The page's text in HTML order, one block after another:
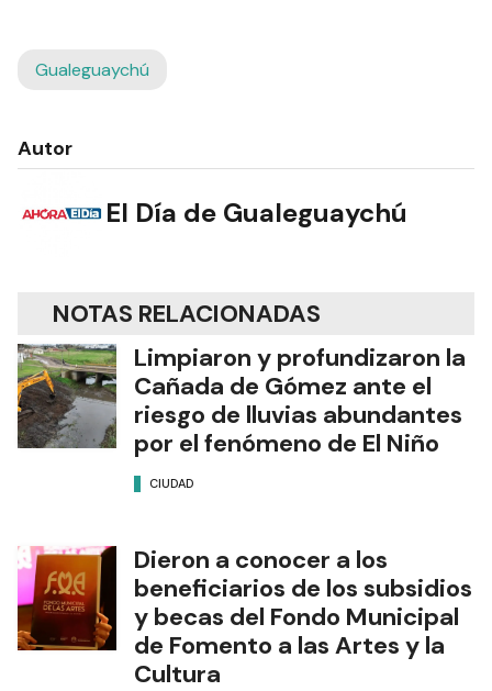
Gualeguaychú
Autor
El Día de Gualeguaychú
NOTAS RELACIONADAS
Limpiaron y profundizaron la
Cañada de Gómez ante el
riesgo de lluvias abundantes
por el fenómeno de El Niño
CIUDAD
Dieron a conocer a los
beneficiarios de los subsidios
y becas del Fondo Municipal
de Fomento a las Artes y la
Cultura